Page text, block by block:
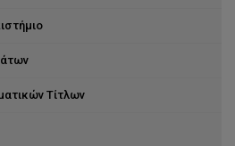
Τίτλων